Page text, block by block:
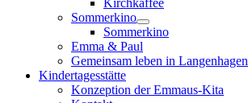
Kirchkaffee
Sommerkino
Sommerkino
Emma & Paul
Gemeinsam leben in Langenhagen
Kindertagesstätte
Konzeption der Emmaus-Kita